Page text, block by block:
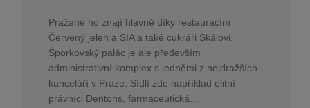
Pražané ho znají hlavně díky restauracím
Červený jelen a SIA a také cukráři Skálovi.
Šporkovský palác je ale především
administrativní komplex s jedněmi z nejdražších
kanceláří v Praze. Sídlí zde například elitní
právníci Dentons, farmaceutická...